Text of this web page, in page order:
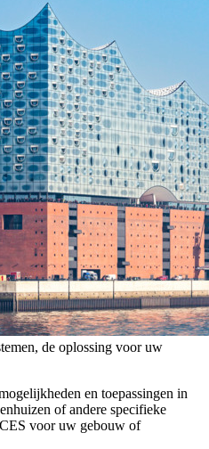
de oplossing voor uw
en toepassingen in
of andere specifieke
voor uw gebouw of